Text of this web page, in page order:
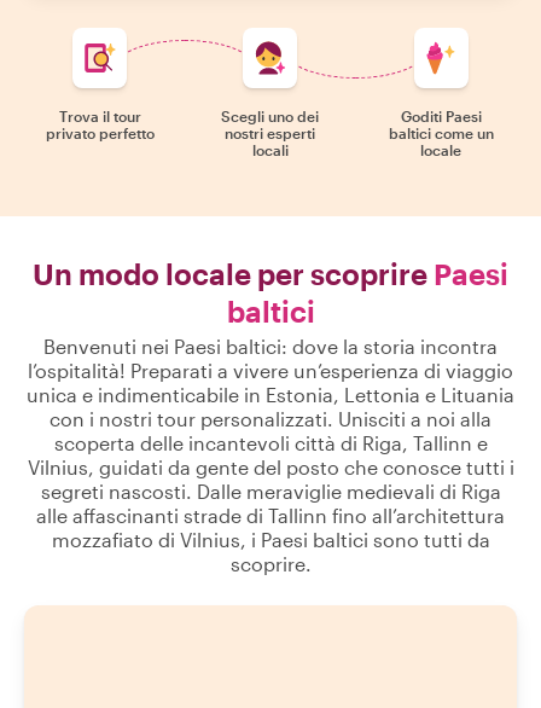
Trova il tour
privato perfetto
Scegli uno dei
nostri esperti
locali
Goditi Paesi
baltici come un
locale
Un modo locale per scoprire Paesi
baltici
Benvenuti nei Paesi baltici: dove la storia incontra
l’ospitalità! Preparati a vivere un’esperienza di viaggio
unica e indimenticabile in Estonia, Lettonia e Lituania
con i nostri tour personalizzati. Unisciti a noi alla
scoperta delle incantevoli città di Riga, Tallinn e
Vilnius, guidati da gente del posto che conosce tutti i
segreti nascosti. Dalle meraviglie medievali di Riga
alle affascinanti strade di Tallinn fino all’architettura
mozzafiato di Vilnius, i Paesi baltici sono tutti da
scoprire.